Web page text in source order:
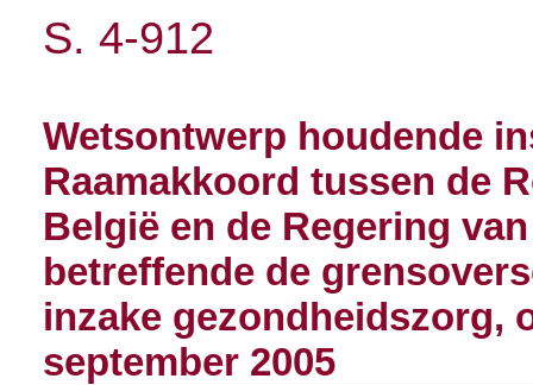
S. 4-912
Wetsontwerp houdende
Raamakkoord tussen de
België en de Regering
betreffende de
inzake gezondheidszorg,
september 2005